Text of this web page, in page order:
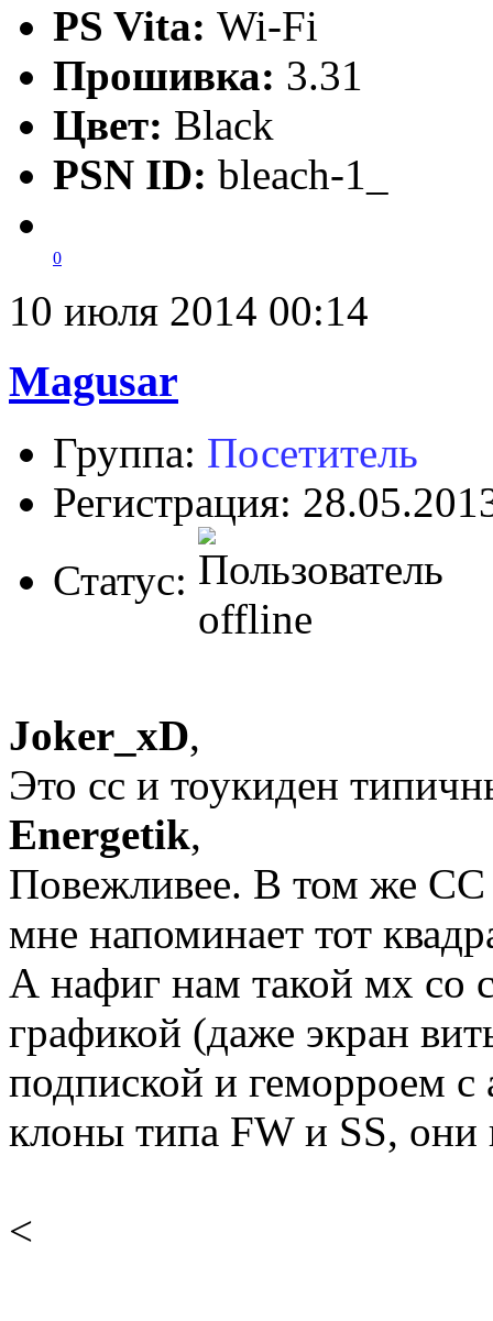
PS Vita: Wi-Fi
Прошивка: 3.31
Цвет: Black
PSN ID: bleach-1_
0
10 июля 2014 00:14
Magusar
Группа: Посетитель
Регистрация:
Статус:
Joker_xD,
Это сс и тоукиден
Energetik,
Повежливее. В том же СС
мне напоминает тот
А нафиг нам такой мх со
графикой (даже экран
подпиской и геморроем
клоны типа FW и SS, они
<